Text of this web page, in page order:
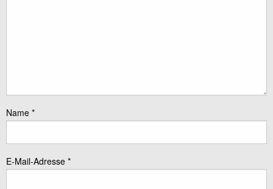
Name *
E-Mail-Adresse *